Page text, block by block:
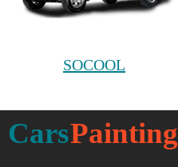
SOCOOL
CarsPainting